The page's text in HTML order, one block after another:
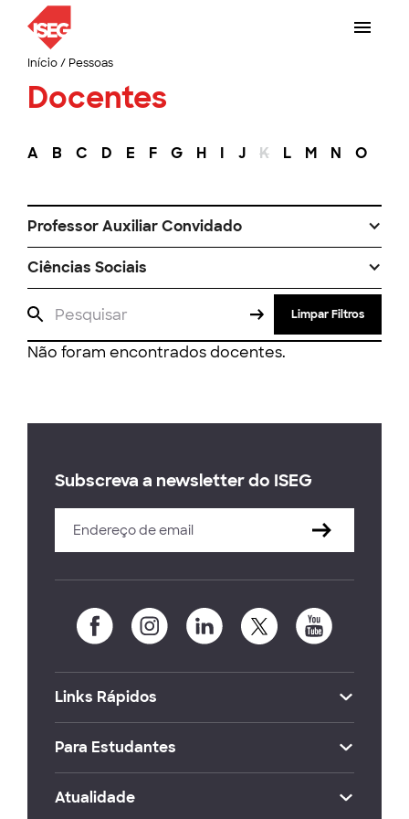
Início/ Pessoas
Docentes
A B C D E F G H I J K L M N O
Professor Auxiliar Convidado
Ciências Sociais
Limpar Filtros
Não foram encontrados docentes.
Subscreva a newsletter do ISEG
Links Rápidos
Para Estudantes
Atualidade